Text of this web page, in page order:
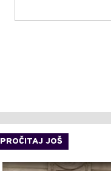
PROČITAJ JOŠ